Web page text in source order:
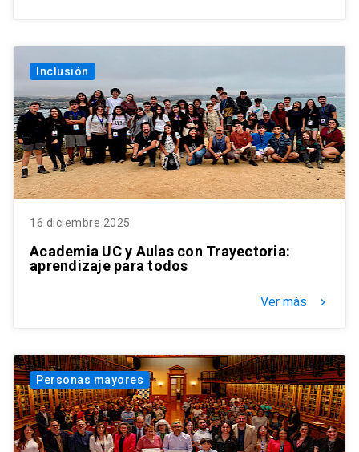
Inclusión
16 diciembre 2025
Academia UC y Aulas con Trayectoria:
aprendizaje para todos
Ver más keyboard_arrow_right
Personas mayores